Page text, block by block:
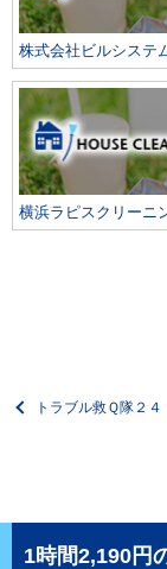
株式会社ビルシステ
横浜ラピスクリーニ
トラブル救Ｑ隊２４
1時間2,190円